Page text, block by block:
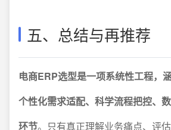
五、总结与再推荐
电商ERP选型是一项系统性工程，
个性化需求适配、科学流程把控、
环节。只有真正理解业务痛点、评